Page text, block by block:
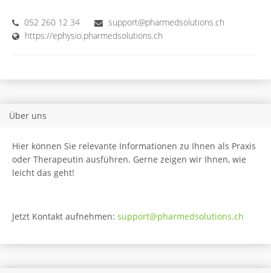
052 260 12 34
support@pharmedsolutions.ch
https://ephysio.pharmedsolutions.ch
Über uns
Hier können Sie relevante Informationen zu Ihnen als Praxis
oder Therapeutin ausführen. Gerne zeigen wir Ihnen, wie
leicht das geht!
Jetzt Kontakt aufnehmen: support@pharmedsolutions.ch